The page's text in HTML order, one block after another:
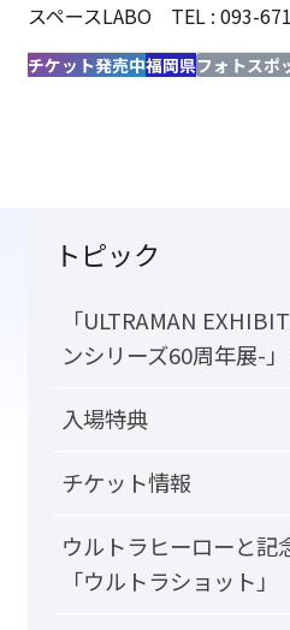
スペースLABO TEL : 093-
チケット発売中福岡県フォトスポ
トピック
「ULTRAMAN
ンシリーズ60周年展-
入場特典
チケット情報
ウルトラヒーローと記
「ウルトラショット」